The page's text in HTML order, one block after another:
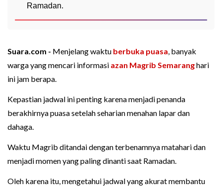
Ramadan.
Suara.com - Menjelang waktu berbuka puasa, banyak
warga yang mencari informasi azan Magrib Semaranghari
ini jam berapa.
Kepastian jadwal ini penting karena menjadi penanda
berakhirnya puasa setelah seharian menahan lapar dan
dahaga.
Waktu Magrib ditandai dengan terbenamnya matahari dan
menjadi momen yang paling dinanti saat Ramadan.
Oleh karena itu, mengetahui jadwal yang akurat membantu